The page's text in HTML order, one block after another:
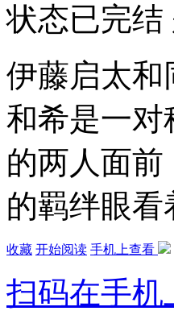
状态已完结
伊藤启太和
和希是一对
的两人面
的羁绊眼看
收藏 开始阅读 手机上查看
扫码在手机